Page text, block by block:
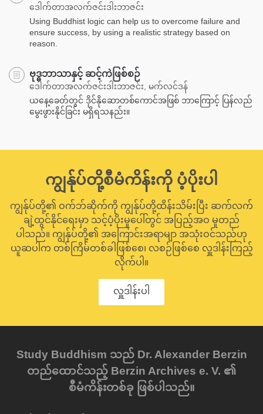
ဒေါက်တာအလက်ဇင်းဒါးဘာဇင်း
Using Buddhist logic can help us to overcome failure and
ensure success, by using a realistic strategy based on
reason.
ဗုဒ္ဓဘာသာနှင့် ဆင့်ကဲဖြစ်စဉ်
ဒေါက်တာအလက်ဇင်းဒါးဘာဇင်း, မက်လင်ဒန်
ယနေ့ခေတ်တွင် ဒိုင်နိုဆောတစ်ကောင်အဖြစ် ဘာကြောင့် ပြန်လည်
မွေးဖွားနိုင်ခြင်း မရှိရသနည်း။
ကျွန်ုပ်တို့စီမံကိန်းကို ပံ့ပိုးပါ
ကျွန်ုပ်တို့၏ ဝက်ဘ်ဆိုက်ကို ကျွန်ုပ်တို့ထိန်းသိမ်းပြီး ဆက်လက်
ချဲ့ထွင်နိုင်ရေးမှာ သင့်ပံ့ပိုးမှုပေါ်တွင် အပြည့်အဝ မူတည်
ပါသည်။ ကျွန်ုပ်တို့၏ အကြောင်းအရာမျာ အသုံးဝင်သည်ဟု
ယူဆပါက တစ်ကြိမ်တစ်ခါဖြစ်စေ၊ လစဉ်ဖြစ်စေ လှူဒါန်းကြည့်
လိုက်ပါ။
လှူဒါန်းပါ
Study Buddhism သည် Dr. Alexander Berzin
တည်ထောင်သည့် Berzin Archives e. V. ၏
စီမံကိန်းတစ်ခု ဖြစ်ပါသည်။